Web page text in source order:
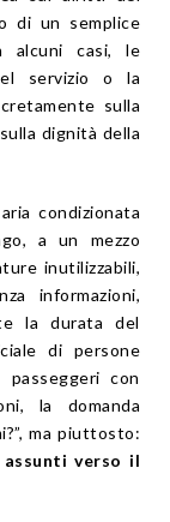
di un semplice
alcuni casi, le
servizio o la
sulla
dignità della
condizionata
a un mezzo
inutilizzabili,
informazioni,
la durata del
di persone
con
la domanda
ma piuttosto:
verso il